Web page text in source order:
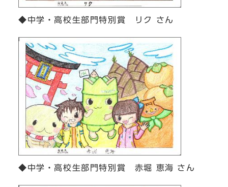
◆中学・高校生部門特別賞 リク さん
◆中学・高校生部門特別賞 赤堀 恵海 さん